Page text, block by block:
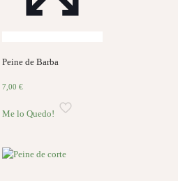
Peine de Barba
7,00€
Me lo Quedo!